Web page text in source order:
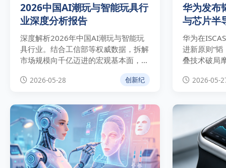
2026中国AI潮玩与智能玩具行
业深度分析报告
深度解析2026年中国AI潮玩与智能玩
具行业。结合工信部等权威数据，拆解
市场规模向千亿迈进的宏观基本面，分
析奥飞娱乐等巨头“自有IP+AI”的商业
实操路径与技术合规壁垒。
2026-05-28 创新纪
华为发布
与芯片半
华为在
进新原则“韬
叠技术破局
破及中美科
2026-05-